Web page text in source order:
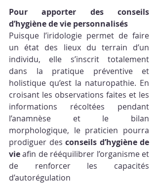
Pour apporter des conseils
d’hygiène de vie personnalisés
Puisque l’iridologie permet de faire
un état des lieux du terrain d’un
individu, elle s’inscrit totalement
dans la pratique préventive et
holistique qu’est la naturopathie. En
croisant les observations faites et les
informations récoltées pendant
l’anamnèse et le bilan
morphologique, le praticien pourra
prodiguer des conseils d’hygiène de
vie afin de rééquilibrer l’organisme et
de renforcer les capacités
d’autorégulation